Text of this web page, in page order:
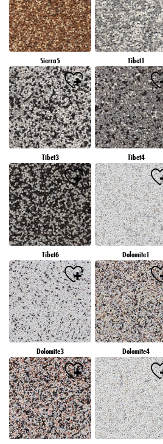
Sierra5 Tibet1
Tibet3 Tibet4
Tibet6 Dolomite1
Dolomite3 Dolomite4